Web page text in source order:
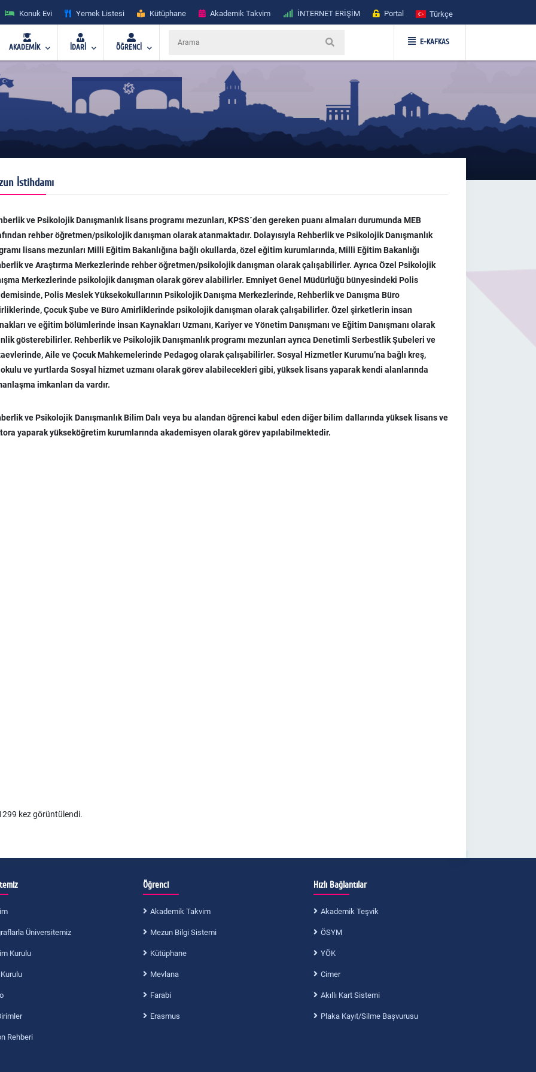
Konuk Evi Yemek Listesi Kütüphane Akademik Takvim İNTERNET ERİŞİM Portal Türkçe
AKADEMİK İDARİ ÖĞRENCİ
E-KAFKAS
İstihdamı
ve Psikolojik Danışmanlık lisans programı mezunları, KPSS´den gereken puanı almaları durumunda MEB
rehber öğretmen/psikolojik danışman olarak atanmaktadır. Dolayısıyla Rehberlik ve Psikolojik Danışmanlık
lisans mezunları Milli Eğitim Bakanlığına bağlı okullarda, özel eğitim kurumlarında, Milli Eğitim Bakanlığı
ve Araştırma Merkezlerinde rehber öğretmen/psikolojik danışman olarak çalışabilirler. Ayrıca Özel Psikolojik
Merkezlerinde psikolojik danışman olarak görev alabilirler. Emniyet Genel Müdürlüğü bünyesindeki Polis
Polis Meslek Yüksekokullarının Psikolojik Danışma Merkezlerinde, Rehberlik ve Danışma Büro
Çocuk Şube ve Büro Amirliklerinde psikolojik danışman olarak çalışabilirler. Özel şirketlerin insan
ve eğitim bölümlerinde İnsan Kaynakları Uzmanı, Kariyer ve Yönetim Danışmanı ve Eğitim Danışmanı olarak
gösterebilirler. Rehberlik ve Psikolojik Danışmanlık programı mezunları ayrıca Denetimli Serbestlik Şubeleri ve
Aile ve Çocuk Mahkemelerinde Pedagog olarak çalışabilirler. Sosyal Hizmetler Kurumu’na bağlı kreş,
ve yurtlarda Sosyal hizmet uzmanı olarak görev alabilecekleri gibi, yüksek lisans yaparak kendi alanlarında
imkanları da vardır.
ve Psikolojik Danışmanlık Bilim Dalı veya bu alandan öğrenci kabul eden diğer bilim dallarında yüksek lisans ve
yaparak yükseköğretim kurumlarında akademisyen olarak görev yapılabilmektedir.
kez görüntülendi.
Üniversitemiz
Kurulu
Rehberi
Öğrenci
Akademik Takvim
Mezun Bilgi Sistemi
Kütüphane
Mevlana
Farabi
Erasmus
Hızlı Bağlantılar
Akademik Teşvik
ÖSYM
YÖK
Cimer
Akıllı Kart Sistemi
Plaka Kayıt/Silme Başvurusu